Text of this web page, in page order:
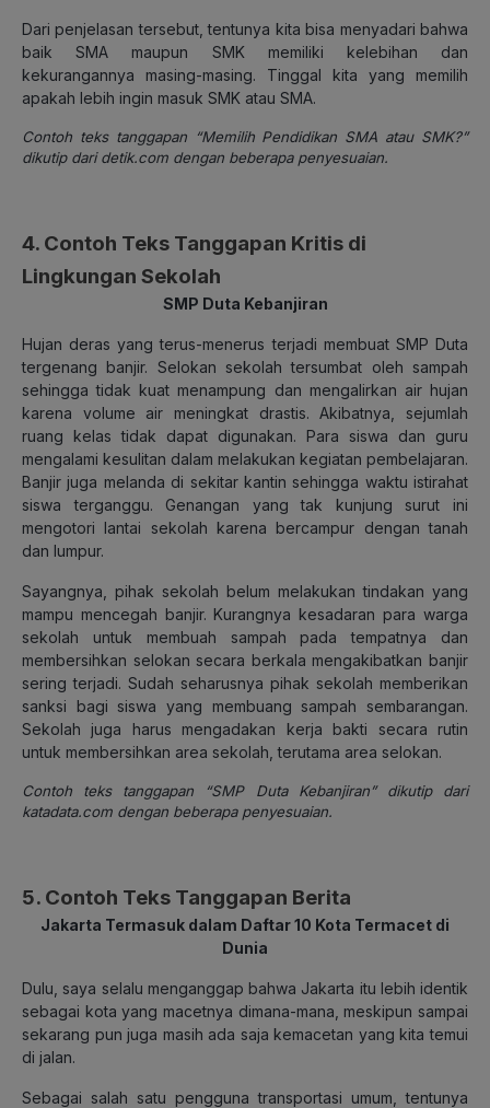
Dari penjelasan tersebut, tentunya kita bisa menyadari bahwa
baik SMA maupun SMK memiliki kelebihan dan
kekurangannya masing-masing. Tinggal kita yang memilih
apakah lebih ingin masuk SMK atau SMA.
Contoh teks tanggapan “Memilih Pendidikan SMA atau SMK?”
dikutip dari detik.com dengan beberapa penyesuaian.
4. Contoh Teks Tanggapan Kritis di
Lingkungan Sekolah
SMP Duta Kebanjiran
Hujan deras yang terus-menerus terjadi membuat SMP Duta
tergenang banjir. Selokan sekolah tersumbat oleh sampah
sehingga tidak kuat menampung dan mengalirkan air hujan
karena volume air meningkat drastis. Akibatnya, sejumlah
ruang kelas tidak dapat digunakan. Para siswa dan guru
mengalami kesulitan dalam melakukan kegiatan pembelajaran.
Banjir juga melanda di sekitar kantin sehingga waktu istirahat
siswa terganggu. Genangan yang tak kunjung surut ini
mengotori lantai sekolah karena bercampur dengan tanah
dan lumpur.
Sayangnya, pihak sekolah belum melakukan tindakan yang
mampu mencegah banjir. Kurangnya kesadaran para warga
sekolah untuk membuah sampah pada tempatnya dan
membersihkan selokan secara berkala mengakibatkan banjir
sering terjadi. Sudah seharusnya pihak sekolah memberikan
sanksi bagi siswa yang membuang sampah sembarangan.
Sekolah juga harus mengadakan kerja bakti secara rutin
untuk membersihkan area sekolah, terutama area selokan.
Contoh teks tanggapan “SMP Duta Kebanjiran” dikutip dari
katadata.com dengan beberapa penyesuaian.
5. Contoh Teks Tanggapan Berita
Jakarta Termasuk dalam Daftar 10 Kota Termacet di
Dunia
Dulu, saya selalu menganggap bahwa Jakarta itu lebih identik
sebagai kota yang macetnya dimana-mana, meskipun sampai
sekarang pun juga masih ada saja kemacetan yang kita temui
di jalan.
Sebagai salah satu pengguna transportasi umum, tentunya